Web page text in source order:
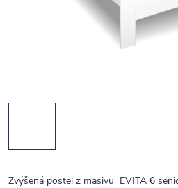
Zvýšená postel z masivu EVITA 6